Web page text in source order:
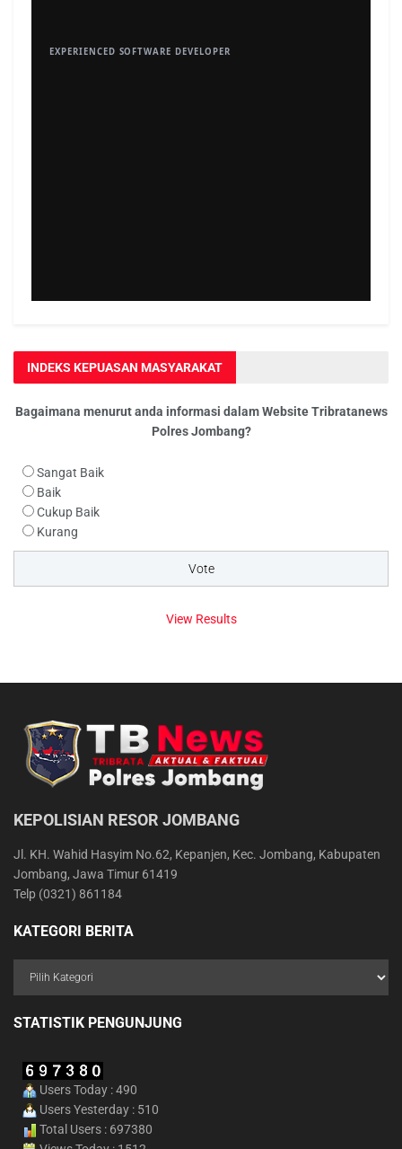
INDEKS KEPUASAN MASYARAKAT
Bagaimana menurut anda informasi dalam Website Tribratanews
Polres Jombang?
Sangat Baik
Baik
Cukup Baik
Kurang
View Results
KEPOLISIAN RESOR JOMBANG
Jl. KH. Wahid Hasyim No.62, Kepanjen, Kec. Jombang, Kabupaten
Jombang, Jawa Timur 61419
Telp (0321) 861184
KATEGORI BERITA
STATISTIK PENGUNJUNG
Users Today : 490
Users Yesterday : 510
Total Users : 697380